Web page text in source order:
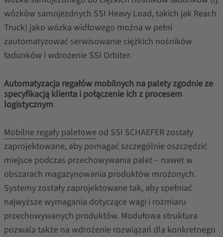
wózków samojezdnych SSI Heavy Load, takich jak Reach
Truck) jako wózka widłowego można w pełni
zautomatyzować serwisowanie ciężkich nośników
ładunków i wdrożenie SSI Orbiter.
Automatyzacja regałów mobilnych na palety zgodnie ze
specyfikacją klienta i połączenie ich z procesem
logistycznym
Mobilne regały paletowe od SSI SCHAEFER zostały
zaprojektowane, aby pomagać szczególnie oszczędzić
miejsce podczas przechowywania palet – nawet w
obszarach magazynowania produktów mrożonych.
Systemy zostały zaprojektowane tak, aby spełniać
najwyższe wymagania dotyczące wagi i rozmiaru
przechowywanych produktów. Modułowa struktura
pozwala także na wdrożenie rozwiązań dla konkretnego